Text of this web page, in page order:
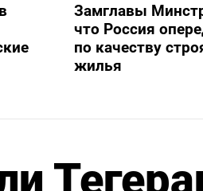
Замглавы
что Россия
по качеству
жилья